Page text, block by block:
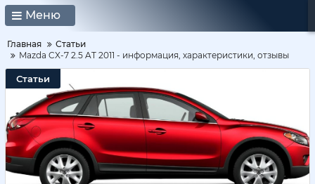
Меню
Главная
Статьи
Mazda CX-7 2.5 AT 2011 - информация, характеристики, отзывы
Статьи